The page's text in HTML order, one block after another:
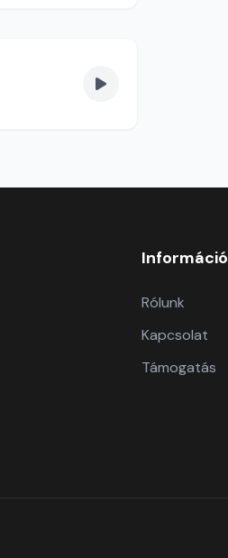
Információ
Rólunk
Kapcsolat
Támogatás